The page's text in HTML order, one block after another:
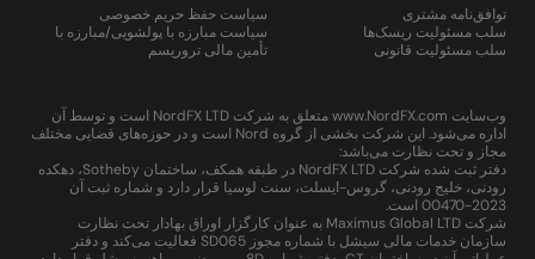
توافق‌نامه مشتری
سلب مسئولیت ریسک‌ها
سلب مسئولیت قانونی
سیاست حفظ حریم خصوصی
سیاست مبارزه با پولشویی/مبارزه با
تأمین مالی تروریسم
وب‌سایت www.NordFX.com متعلق به شرکت NordFX LTD است و توسط آن
اداره می‌شود. این شرکت بخشی از گروه Nord است و در حوزه‌های قضایی مختلف
مجاز و تحت نظارت می‌باشد:
دفتر ثبت شده شرکت NordFX LTD در طبقه همکف، ساختمان Sotheby، دهکده
رودنی، خلیج رودنی، گروس-ایسلت، سنت لوسیا قرار دارد و شماره ثبت آن
2023-00470 است.
شرکت Maximus Global LTD به عنوان کارگزار اوراق بهادار تحت نظارت
سازمان خدمات مالی سیشل با شماره مجوز SD065 فعالیت می‌کند و دفتر